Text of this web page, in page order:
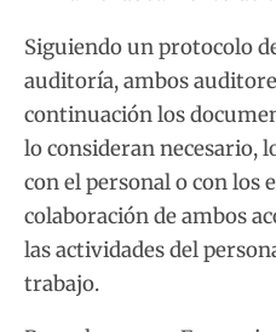
Siguiendo un protocolo
auditoría, ambos
continuación los
lo consideran necesario,
con el personal o con los
colaboración de ambos
las actividades del
trabajo.